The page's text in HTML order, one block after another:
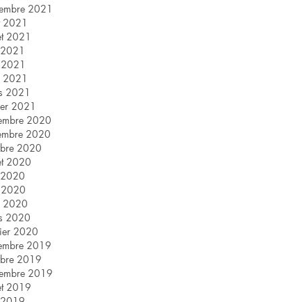
2021
2021
2021
2021
2021
2021
2020
2020
2020
2020
2020
2020
2020
2019
2019
2019
2019